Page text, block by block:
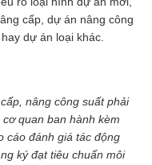
cấp, dự án nâng công
dự án loại khác.
nâng công suất phải
quan ban hành kèm
cáo đánh giá tác động
ký đạt tiêu chuẩn môi